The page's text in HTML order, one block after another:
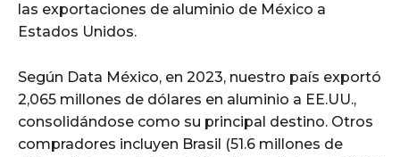
las exportaciones de aluminio de México a
Estados Unidos.
Según Data México, en 2023, nuestro país exportó
2,065 millones de dólares en aluminio a EE.UU.,
consolidándose como su principal destino. Otros
compradores incluyen Brasil (51.6 millones de